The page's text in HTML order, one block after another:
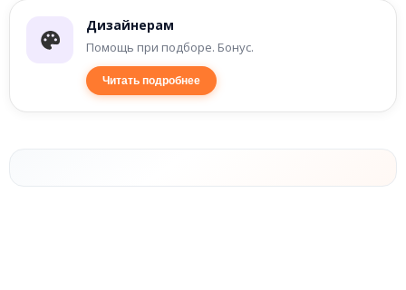
Дизайнерам
Помощь при подборе. Бонус.
Читать подробнее